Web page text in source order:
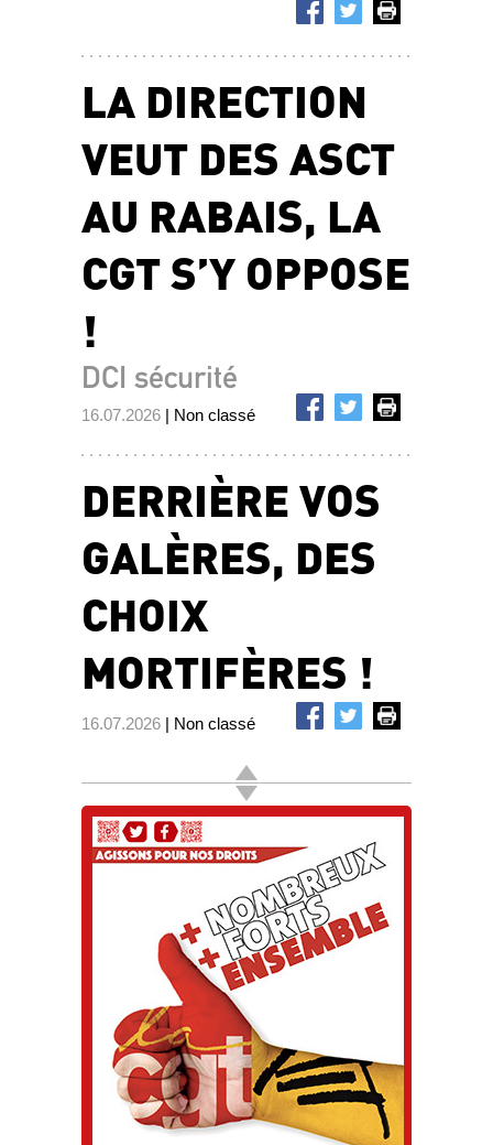
LA DIRECTION
VEUT DES ASCT
AU RABAIS, LA
CGT S’Y OPPOSE
!
DCI sécurité
16.07.2026 | Non classé
DERRIÈRE VOS
GALÈRES, DES
CHOIX
MORTIFÈRES !
16.07.2026 | Non classé